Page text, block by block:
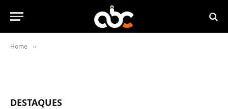
Home »
DESTAQUES